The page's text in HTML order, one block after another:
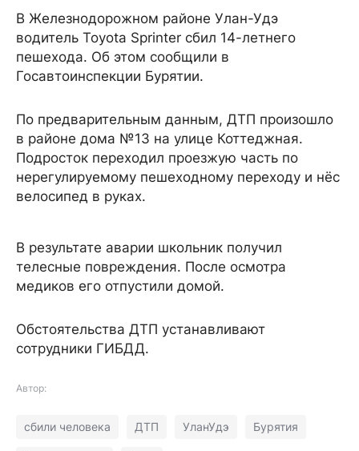
В Железнодорожном районе Улан-Удэ
водитель Toyota Sprinter сбил 14-летнего
пешехода. Об этом сообщили в
Госавтоинспекции Бурятии.
По предварительным данным, ДТП произошло
в районе дома №13 на улице Коттеджная.
Подросток переходил проезжую часть по
нерегулируемому пешеходному переходу и нёс
велосипед в руках.
В результате аварии школьник получил
телесные повреждения. После осмотра
медиков его отпустили домой.
Обстоятельства ДТП устанавливают
сотрудники ГИБДД.
Автор:
сбили человека ДТП УланУдэ Бурятия